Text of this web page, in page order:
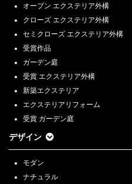
オープン エクステリア外構
クローズ エクステリア外構
セミクローズ エクステリア外構
受賞作品
ガーデン庭
受賞 エクステリア外構
新築エクステリア
エクステリアリフォーム
受賞 ガーデン庭
デザイン
モダン
ナチュラル